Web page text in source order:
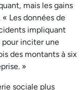
mais les gains
Les données de
impliquant
inciter une
des montants à six
»
sociale plus